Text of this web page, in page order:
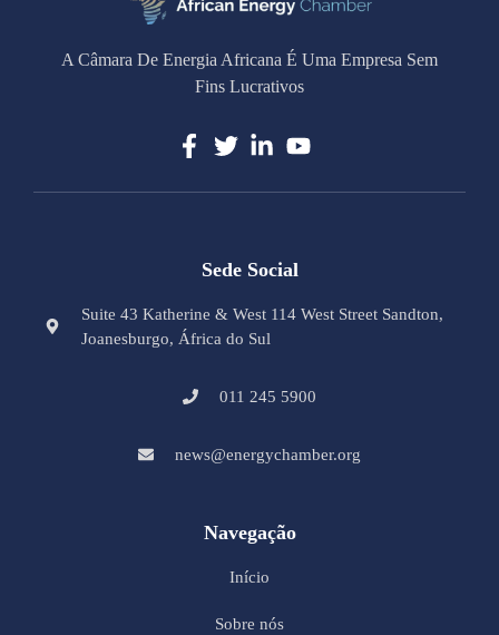
A Câmara De Energia Africana É Uma Empresa Sem
Fins Lucrativos
Sede Social
Suite 43 Katherine & West 114 West Street Sandton,
Joanesburgo, África do Sul
011 245 5900
news@energychamber.org
Navegação
Início
Sobre nós